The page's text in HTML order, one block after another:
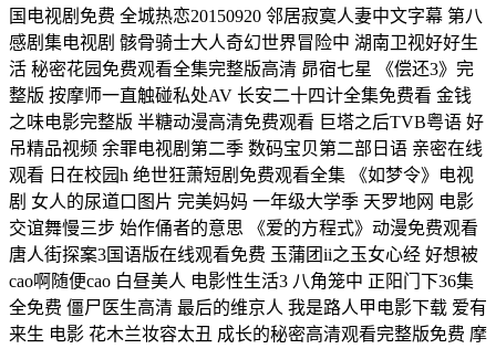
国电视剧免费 全城热恋20150920 邻居寂寞人妻中文字幕 第八
感剧集电视剧 骸骨骑士大人奇幻世界冒险中 湖南卫视好好生
活 秘密花园免费观看全集完整版高清 昴宿七星 《偿还3》完
整版 按摩师一直触碰私处AV 长安二十四计全集免费看 金钱
之味电影完整版 半糖动漫高清免费观看 巨塔之后TVB粤语 好
吊精品视频 余罪电视剧第二季 数码宝贝第二部日语 亲密在线
观看 日在校园h 绝世狂萧短剧免费观看全集 《如梦令》电视
剧 女人的尿道口图片 完美妈妈 一年级大学季 天罗地网 电影
交谊舞慢三步 始作俑者的意思 《爱的方程式》动漫免费观看
唐人街探案3国语版在线观看免费 玉蒲团ii之玉女心经 好想被
cao啊随便cao 白昼美人 电影性生活3 八角笼中 正阳门下36集
全免费 僵尸医生高清 最后的维京人 我是路人甲电影下载 爱有
来生 电影 花木兰妆容太丑 成长的秘密高清观看完整版免费 摩